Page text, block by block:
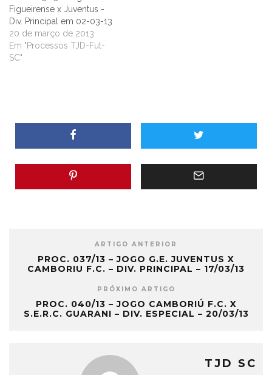
Figueirense x Juventus -
Div. Principal em 02-03-13
20 de março de 2013
Em "Processos TJD-Fut-
SC"
ARTIGO ANTERIOR
PROC. 037/13 – JOGO G.E. JUVENTUS X
CAMBORIU F.C. – DIV. PRINCIPAL – 17/03/13
PRÓXIMO ARTIGO
PROC. 040/13 – JOGO CAMBORIÚ F.C. X
S.E.R.C. GUARANI – DIV. ESPECIAL – 20/03/13
TJD SC